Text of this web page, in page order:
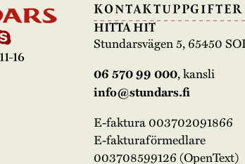
16
KONTAKTUPPGIFTER
HITTA HIT
Stundarsvägen 5, 65450
06 570 99 000, kansli
info@stundars.fi
E-faktura 003702091866
E-fakturaförmedlare
003708599126 (OpenText)